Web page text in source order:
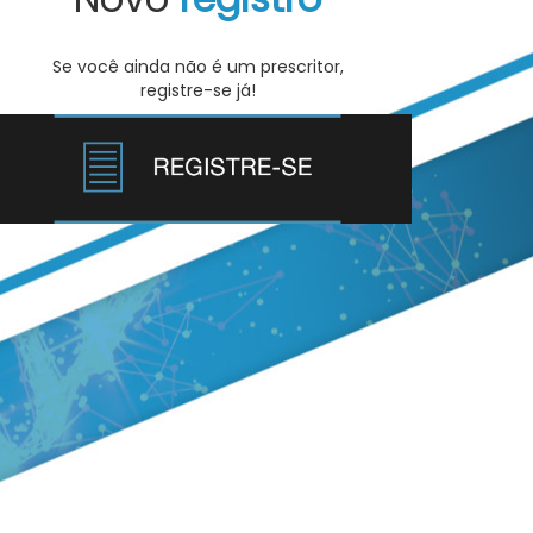
Se você ainda não é um prescritor,
registre-se já!